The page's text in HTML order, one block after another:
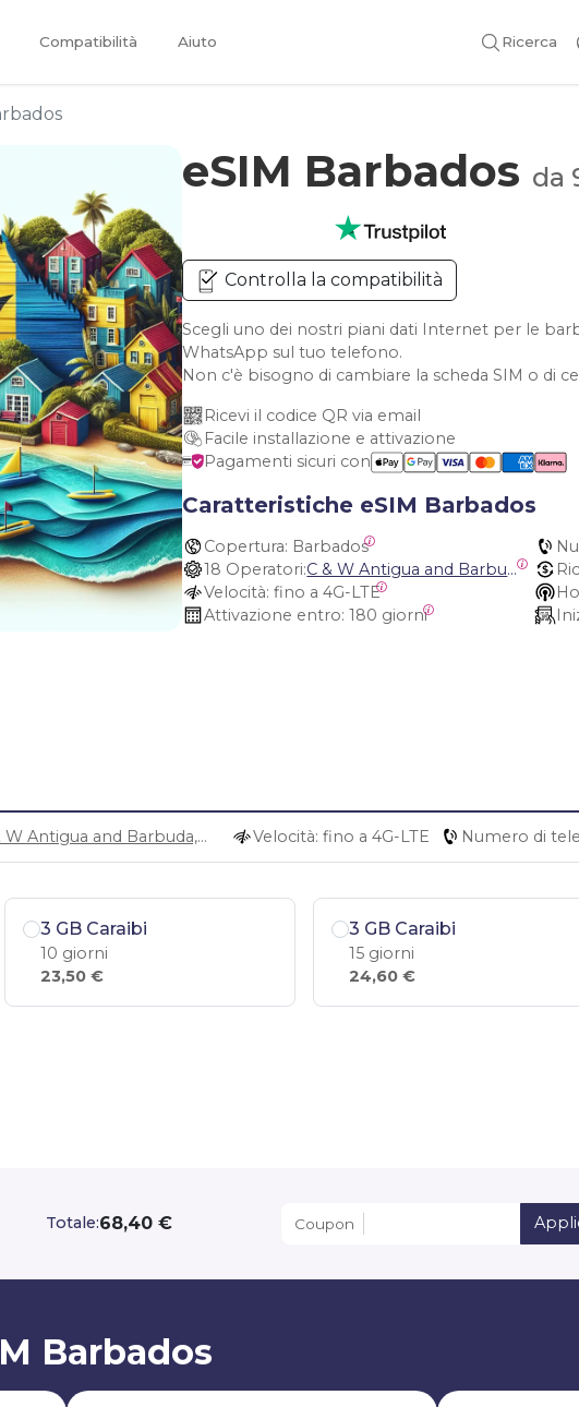
Compatibilità Aiuto Ricerca
eSIM Barbados da
Controlla la compatibilità
Scegli uno dei nostri piani dati Internet per le
WhatsApp sul tuo telefono.
Non c'è bisogno di cambiare la scheda SIM o di
Ricevi il codice QR via email
Facile installazione e attivazione
Pagamenti sicuri con
Caratteristiche eSIM Barbados
Copertura: Barbados
18 Operatori:
C & W Antigua and Barbuda, Cable and Wireless Anguilla, Cable & Wireless - LIME, Setel Netherlands Antilles, BTC Bahamas, C&W (Flow), Claro, Bouygues/DigiCel, Dauphin, Free, Cable & Wireless Jamaica, Cable & Wireless Saint Kitts and Nevis, Cable & Wireless Saint Lucia, Cable & Wireless Montserrat, Liberty, Telephone Company Puerto Rico , Cable & Wireless, C & W Saint Vincent and Grenadines
Velocità: fino a 4G-LTE
Attivazione entro: 180 giorni
C & W Antigua and Barbuda, Cable and Wireless Anguilla, Cable & Wireless - LIME, Setel Netherlands Antilles, BTC Bahamas, C&W (Flow), Claro, Bouygues/DigiCel, Dauphin, Free, Cable & Wireless Jamaica, Cable & Wireless Saint Kitts and Nevis, Cable & Wireless Saint Lucia, Cable & Wireless Montserrat, Liberty, Telephone Company Puerto Rico , Cable & Wireless, C & W Saint Vincent and Grenadines Velocità: fino a 4G-LTE Numero di
3 GB Caraibi
10 giorni
23,50 €
3 GB Caraibi
15 giorni
24,60 €
Totale:68,40 € Coupon
Barbados